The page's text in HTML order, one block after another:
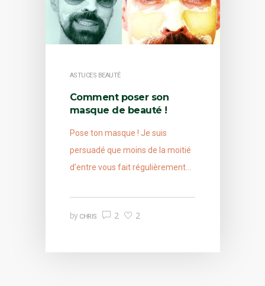
ASTUCES BEAUTÉ
Comment poser son
masque de beauté !
Pose ton masque ! Je suis
persuadé que moins de la moitié
d’entre vous fait régulièrement…
by CHRIS 2 2